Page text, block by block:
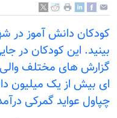
کودکان دانش آموز در
بینید. این کودکان در
گزارش های مختلف
ای بیش از یک میلیون
چپاول عواید گمرکی